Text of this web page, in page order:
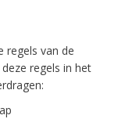
regels van de
regels in het